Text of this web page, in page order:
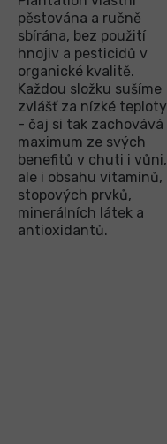
pěstována a ručně
sbírána, bez použití
hnojiv a pesticidů v
organické kvalitě.
Každou složku sušíme
zvlášť za nízké teploty
- čaj si tak zachovává
maximum ze svých
benefitů v chuti i vůni,
ale i obsahu vitamínů,
stopových prvků,
minerálních látek a
antioxidantů.